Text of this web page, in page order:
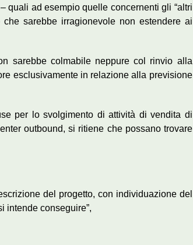
quali ad esempio quelle concernenti gli “altri
sarebbe irragionevole non estendere ai
sarebbe colmabile neppure col rinvio alla
esclusivamente in relazione alla previsione
per lo svolgimento di attività di vendita di
outbound, si ritiene che possano trovare
del progetto, con individuazione del
intende conseguire”,